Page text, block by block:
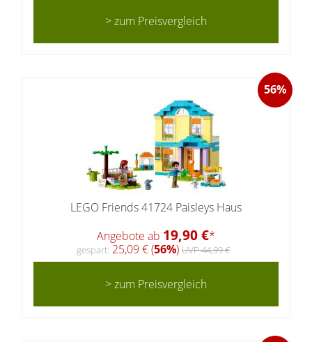
> zum Preisvergleich
56%
LEGO Friends 41724 Paisleys Haus
Angebote ab 19,90 €*
gespart: 25,09 € (56%) UVP 44,99 €
> zum Preisvergleich